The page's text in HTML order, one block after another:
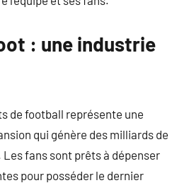
: une industrie
de football représente une
qui génère des milliards de
fans sont prêts à dépenser
pour posséder le dernier